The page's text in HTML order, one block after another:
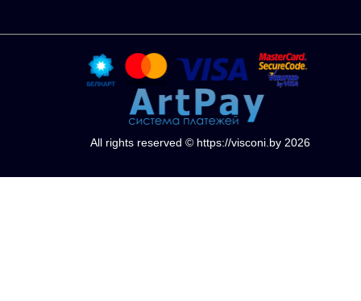
All rights reserved © https://visconi.by 2026